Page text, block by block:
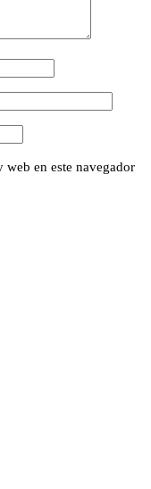
en este navegador